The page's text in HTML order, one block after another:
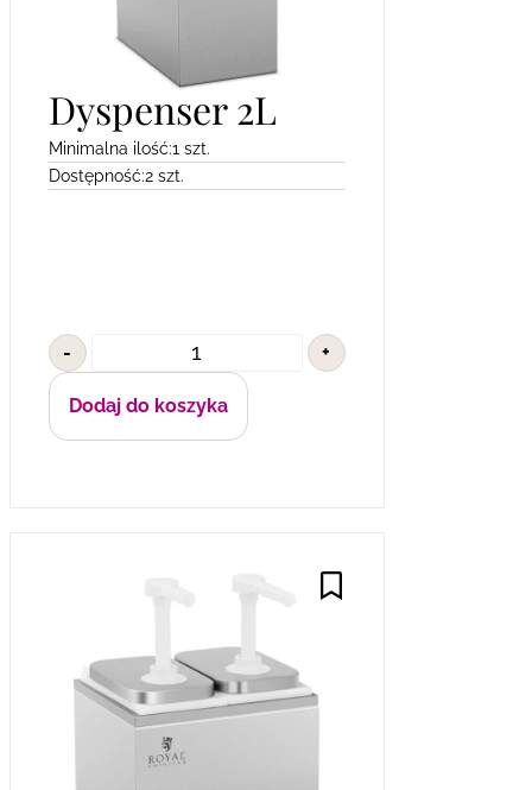
Dyspenser 2L
Minimalna ilość:1 szt.
Dostępność:2 szt.
- +
Dodaj do koszyka